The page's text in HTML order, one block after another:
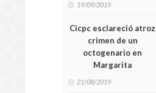
19/09/2019
Cicpc esclareció atroz
crimen de un
octogenario en
Margarita
21/08/2019